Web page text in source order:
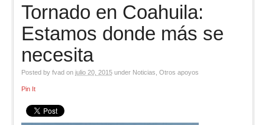
Tornado en Coahuila:
Estamos donde más se
necesita
Posted by fvad on julio 20, 2015 under Noticias Otros apoyos
Pin It